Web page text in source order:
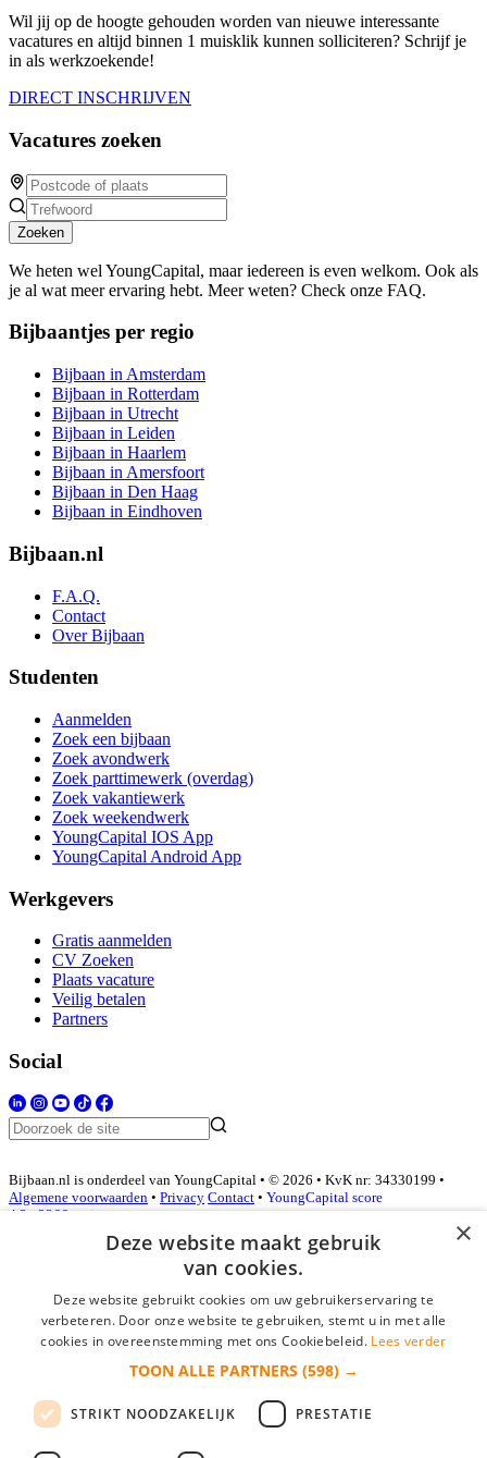
Wil jij op de hoogte gehouden worden van nieuwe interessante
vacatures en altijd binnen 1 muisklik kunnen solliciteren? Schrijf je
in als werkzoekende!
DIRECT INSCHRIJVEN
Vacatures zoeken
Zoeken
We heten wel YoungCapital, maar iedereen is even welkom. Ook als
je al wat meer ervaring hebt. Meer weten? Check onze FAQ.
Bijbaantjes per regio
Bijbaan in Amsterdam
Bijbaan in Rotterdam
Bijbaan in Utrecht
Bijbaan in Leiden
Bijbaan in Haarlem
Bijbaan in Amersfoort
Bijbaan in Den Haag
Bijbaan in Eindhoven
Bijbaan.nl
F.A.Q.
Contact
Over Bijbaan
Studenten
Aanmelden
Zoek een bijbaan
Zoek avondwerk
Zoek parttimewerk (overdag)
Zoek vakantiewerk
Zoek weekendwerk
YoungCapital IOS App
YoungCapital Android App
Werkgevers
Gratis aanmelden
CV Zoeken
Plaats vacature
Veilig betalen
Partners
Social
Bijbaan.nl is onderdeel van YoungCapital • © 2026 • KvK nr: 34330199 •
Algemene voorwaarden • Privacy Contact • YoungCapital score
4.3 - 3366 reviews
Inloggen als bedrijf
*
login gegevens onthouden
×
Deze website maakt gebruik
van cookies.
Deze website gebruikt cookies om uw gebruikerservaring te
verbeteren. Door onze website te gebruiken, stemt u in met alle
cookies in overeenstemming met ons Cookiebeleid. Lees verder
TOON ALLE PARTNERS (598) →
STRIKT NOODZAKELIJK PRESTATIE